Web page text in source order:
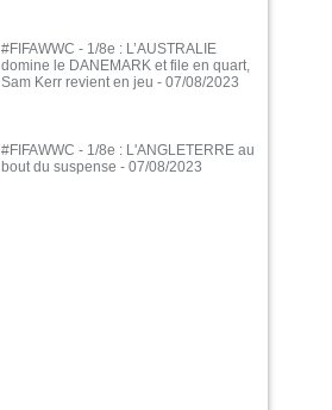
#FIFAWWC - 1/8e : L’AUSTRALIE
domine le DANEMARK et file en quart,
Sam Kerr revient en jeu - 07/08/2023
#FIFAWWC - 1/8e : L'ANGLETERRE au
bout du suspense - 07/08/2023